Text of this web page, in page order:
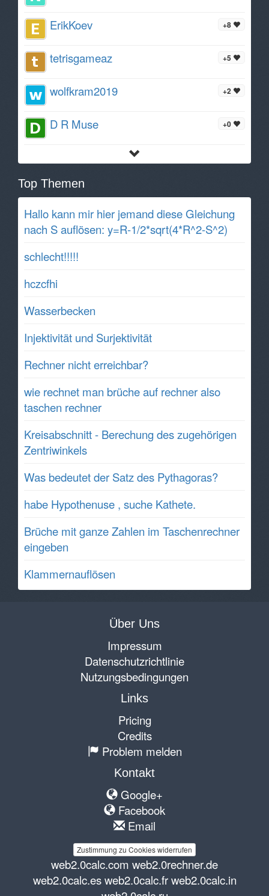
+8
ErikKoev
+5
tetrisgameaz
+2
wolfkram2019
+0
D R Muse
Top Themen
Hallo kann mir hier jemand diese Gleichung
nach S auflösen: y=R-1/2*sqrt(4*R^2-S^2)
schlecht!!!!!
hczcfhi
Wasserbecken
Injektivität und Surjektivität
Rechner nicht erreichbar?
wie rechnet man brüche auf rechner also
taschen rechner
Kreisabschnitt - Berechung des zugehörigen
Zentriwinkels
Was bedeutet der Satz des Pythagoras?
habe Hypothenuse , suche Kathete.
Brüche mit ganze Zahlen im Taschenrechner
eingeben
Klammernauflösen
Über Uns
Impressum
Datenschutzrichtlinie
Nutzungsbedingungen
Links
Pricing
Credits
Problem melden
Kontakt
Google+
Facebook
Email
Zustimmung zu Cookies widerrufen
web2.0calc.com web2.0rechner.de
web2.0calc.es web2.0calc.fr web2.0calc.in